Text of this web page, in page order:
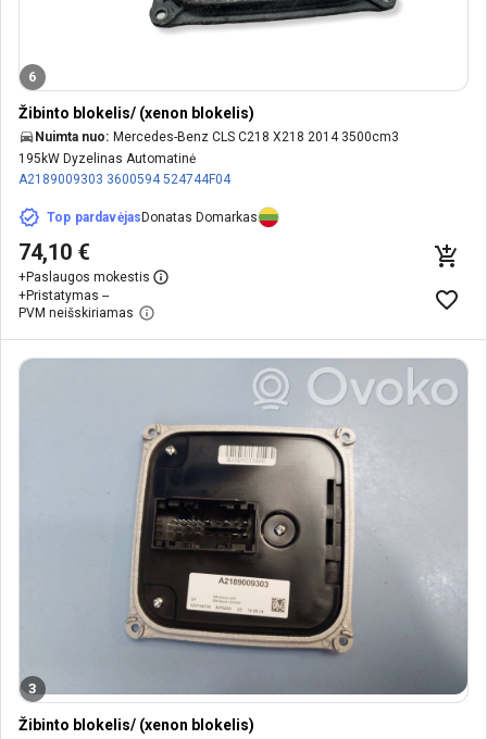
6
Žibinto blokelis/ (xenon blokelis)
Nuimta nuo: Mercedes-Benz CLS C218 X218 2014 3500cm3
195kW Dyzelinas Automatinė
A2189009303 3600594 524744F04
Top pardavėjasDonatas Domarkas
74,10 €
+Paslaugos mokestis
+Pristatymas --
PVM neišskiriamas
3
Žibinto blokelis/ (xenon blokelis)